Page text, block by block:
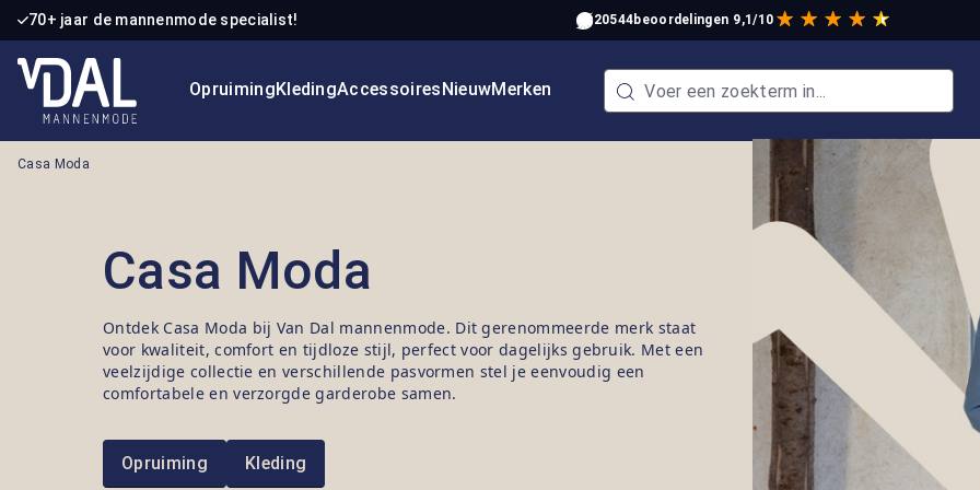
de hoofdinhoud
Ga naar de zoekopdracht
Ga naar de hoofdnavigatie
70+ jaar de mannenmode specialist! 20544beoordelingen 9,1/10
OpruimingKledingAccessoiresNieuwMerken
Casa Moda
Casa Moda
Ontdek Casa Moda bij Van Dal mannenmode. Dit gerenommeerde merk staat
voor kwaliteit, comfort en tijdloze stijl, perfect voor dagelijks gebruik. Met een
veelzijdige collectie en verschillende pasvormen stel je eenvoudig een
comfortabele en verzorgde garderobe samen.
Opruiming Kleding